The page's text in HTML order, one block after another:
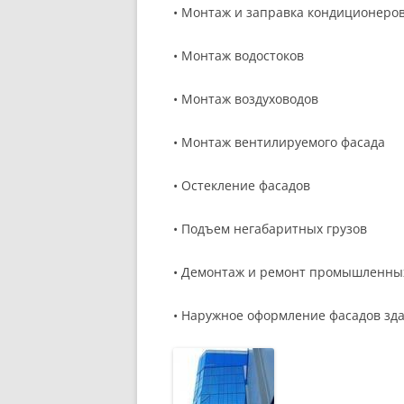
• Монтаж и заправка
• Монтаж водостоков
• Монтаж воздуховодов
• Монтаж вентилируемого фасада
• Остекление фасадов
• Подъем негабаритных грузов
• Демонтаж и ремонт
• Наружное оформление фасадов